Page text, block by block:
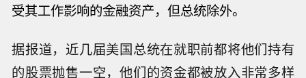
受其工作影响的金融资产，但总统除外。
据报道，近几届美国总统在就职前都将他们持有
的股票抛售一空，他们的资金都被放入非常多样